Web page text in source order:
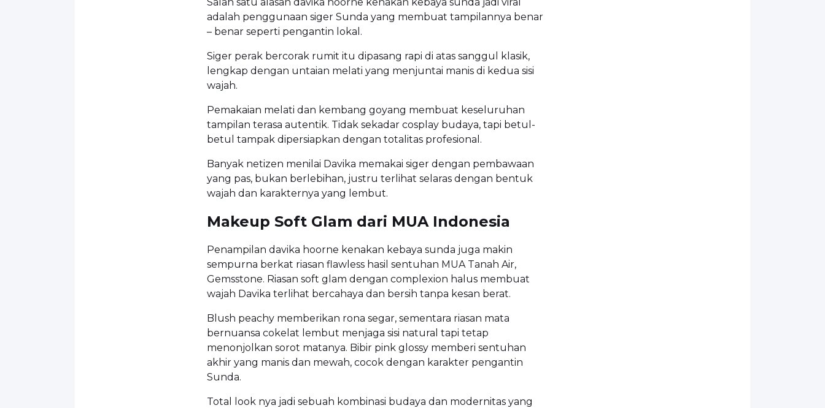
adalah penggunaan siger Sunda yang membuat tampilannya benar
– benar seperti pengantin lokal.
Siger perak bercorak rumit itu dipasang rapi di atas sanggul klasik,
lengkap dengan untaian melati yang menjuntai manis di kedua sisi
wajah.
Pemakaian melati dan kembang goyang membuat keseluruhan
tampilan terasa autentik. Tidak sekadar cosplay budaya, tapi betul-
betul tampak dipersiapkan dengan totalitas profesional.
Banyak netizen menilai Davika memakai siger dengan pembawaan
yang pas, bukan berlebihan, justru terlihat selaras dengan bentuk
wajah dan karakternya yang lembut.
Makeup Soft Glam dari MUA Indonesia
Penampilan davika hoorne kenakan kebaya sunda juga makin
sempurna berkat riasan flawless hasil sentuhan MUA Tanah Air,
Gemsstone. Riasan soft glam dengan complexion halus membuat
wajah Davika terlihat bercahaya dan bersih tanpa kesan berat.
Blush peachy memberikan rona segar, sementara riasan mata
bernuansa cokelat lembut menjaga sisi natural tapi tetap
menonjolkan sorot matanya. Bibir pink glossy memberi sentuhan
akhir yang manis dan mewah, cocok dengan karakter pengantin
Sunda.
Total look nya jadi sebuah kombinasi budaya dan modernitas yang